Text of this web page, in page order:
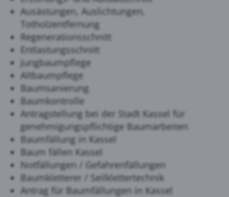
Ausästungen, Auslichtungen,
Totholzentfernung
Regenerationsschnitt
Entlastungsschnitt
Jungbaumpflege
Altbaumpflege
Baumsanierung
Baumkontrolle
Antragstellung bei der Stadt Kassel für
genehmigungspflichtige Baumarbeiten
Baumfällung in Kassel
Baum fällen Kassel
Notfällungen / Gefahrenfällungen
Baumkletterer / Seilklettertechnik
Antrag für Baumfällungen in Kassel